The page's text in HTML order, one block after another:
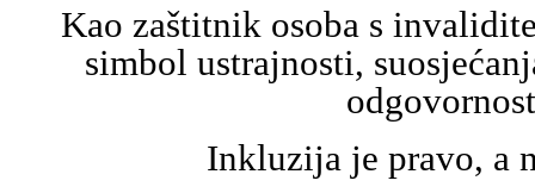
Kao zaštitnik osoba s
simbol ustrajnosti,
Inkluzija je pravo, a